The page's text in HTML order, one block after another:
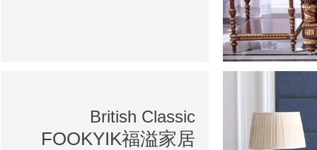
British Classic
FOOKYIK福溢家居